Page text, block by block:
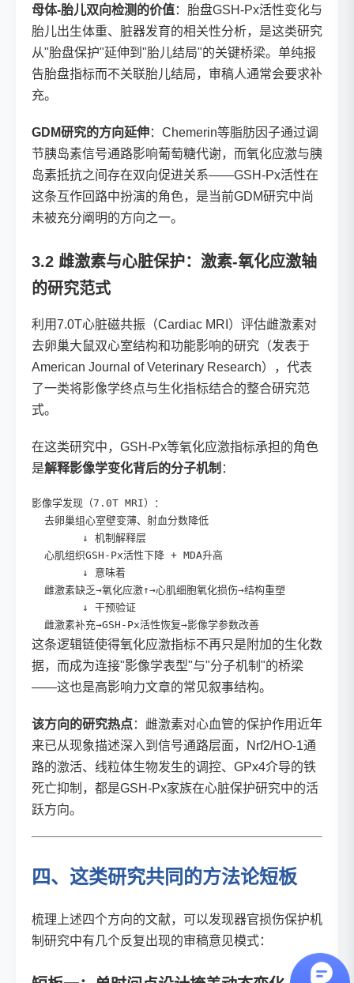
母体-胎儿双向检测的价值：胎盘GSH-Px活性变化与
胎儿出生体重、脏器发育的相关性分析，是这类研究
从"胎盘保护"延伸到"胎儿结局"的关键桥梁。单纯报
告胎盘指标而不关联胎儿结局，审稿人通常会要求补
充。
GDM研究的方向延伸：Chemerin等脂肪因子通过调
节胰岛素信号通路影响葡萄糖代谢，而氧化应激与胰
岛素抵抗之间存在双向促进关系——GSH-Px活性在
这条互作回路中扮演的角色，是当前GDM研究中尚
未被充分阐明的方向之一。
3.2 雌激素与心脏保护：激素-氧化应激轴
的研究范式
利用7.0T心脏磁共振（Cardiac MRI）评估雌激素对
去卵巢大鼠双心室结构和功能影响的研究（发表于
American Journal of Veterinary Research），代表
了一类将影像学终点与生化指标结合的整合研究范
式。
在这类研究中，GSH-Px等氧化应激指标承担的角色
是解释影像学变化背后的分子机制 ：
影像学发现（7.0T MRI）：
去卵巢组心室壁变薄、射血分数降低
↓ 机制解释层
心肌组织GSH-Px活性下降 + MDA升高
↓ 意味着
雌激素缺乏→氧化应激↑→心肌细胞氧化损伤→结构重塑
↓ 干预验证
雌激素补充→GSH-Px活性恢复→影像学参数改善
这条逻辑链使得氧化应激指标不再只是附加的生化数
据，而成为连接"影像学表型"与"分子机制"的桥梁
——这也是高影响力文章的常见叙事结构。
该方向的研究热点：雌激素对心血管的保护作用近年
来已从现象描述深入到信号通路层面，Nrf2/HO-1通
路的激活、线粒体生物发生的调控、GPx4介导的铁
死亡抑制，都是GSH-Px家族在心脏保护研究中的活
跃方向。
四、这类研究共同的方法论短板
梳理上述四个方向的文献，可以发现器官损伤保护机
制研究中有几个反复出现的审稿意见模式：